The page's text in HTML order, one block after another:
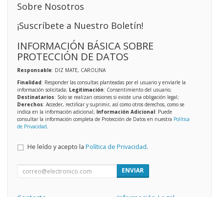
Sobre Nosotros
¡Suscríbete a Nuestro Boletín!
INFORMACIÓN BÁSICA SOBRE
PROTECCIÓN DE DATOS
Responsable: DIZ MATE, CAROLINA
Finalidad: Responder las consultas planteadas por el usuario y enviarle la
información solicitada; Legitimación: Consentimiento del usuario;
Destinatarios: Solo se realizan cesiones si existe una obligación legal;
Derechos: Acceder, rectificar y suprimir, así como otros derechos, como se
indica en la información adicional; Información Adicional: Puede
consultar la información completa de Protección de Datos en nuestra Política
de Privacidad.
He leído y acepto la Política de Privacidad.
ENVIAR